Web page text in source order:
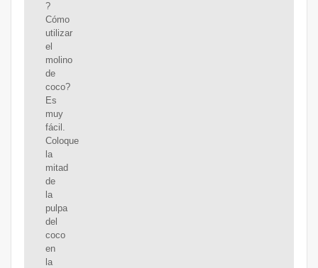
?
Cómo
utilizar
el
molino
de
coco?
Es
muy
fácil.
Coloque
la
mitad
de
la
pulpa
del
coco
en
la